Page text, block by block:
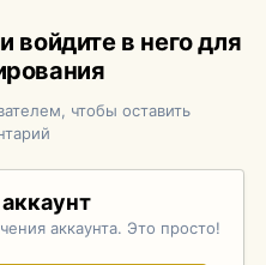
войдите в него для
чтобы оставить
аккаунта. Это просто!